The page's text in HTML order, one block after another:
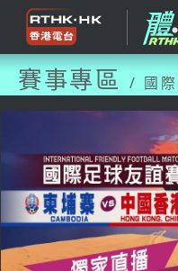
賽事專區 / 國